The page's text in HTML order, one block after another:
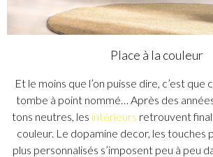
Place à la couleur
Et le moins que l’on puisse dire, c’est
tombe à point nommé… Après des
tons neutres, les intérieurs retrouvent
couleur. Le dopamine decor, les touches
plus personnalisés s’imposent peu à peu